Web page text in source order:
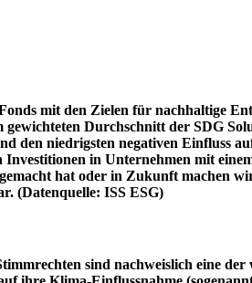
mit den Zielen für nachhaltige
Durchschnitt der SDG
den niedrigsten negativen Einfluss
in Unternehmen mit
hat oder in Zukunft machen
(Datenquelle: ISS ESG)
sind nachweislich eine